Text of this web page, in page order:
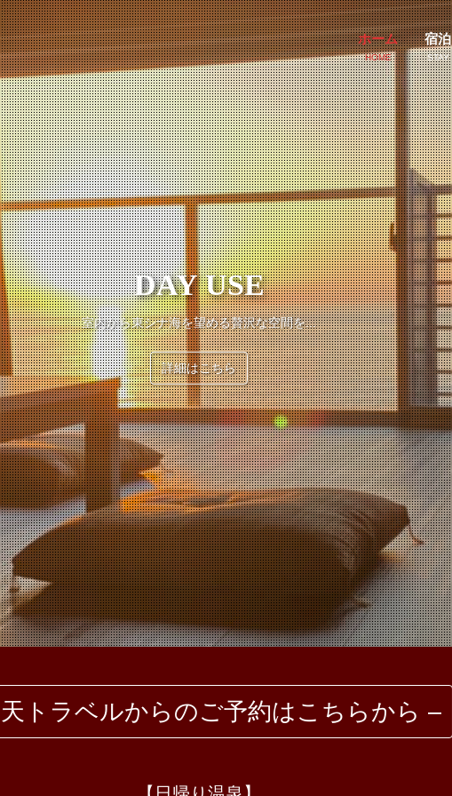
ホーム
HOME
宿泊
STAY
OCEAN RESORT えぐち家
DAY USE
室内から東シナ海を望める贅沢な空間を...
詳細はこちら
CAMP SITE
圧倒的な絶景と開放感をお楽しみいただけます
詳細はこちら
雄大な海に情緒あふれる癒しの湯
詳細はこちら
トラベルからのご予約はこちらから –